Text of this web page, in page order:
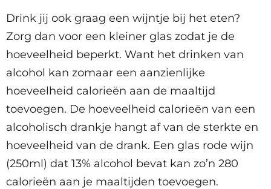
Drink jij ook graag een wijntje bij het eten?
Zorg dan voor een kleiner glas zodat je de
hoeveelheid beperkt. Want het drinken van
alcohol kan zomaar een aanzienlijke
hoeveelheid calorieën aan de maaltijd
toevoegen. De hoeveelheid calorieën van een
alcoholisch drankje hangt af van de sterkte en
hoeveelheid van de drank. Een glas rode wijn
(250ml) dat 13% alcohol bevat kan zo’n 280
calorieën aan je maaltijden toevoegen.